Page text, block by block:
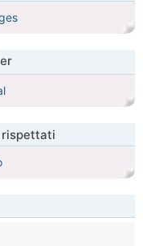
rispettati